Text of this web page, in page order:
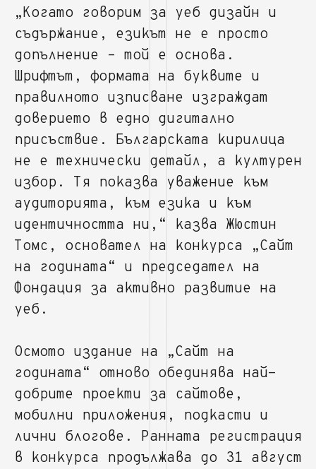
„Когато говорим за уеб дизайн и
съдържание, езикът не е просто
допълнение – той е основа.
Шрифтът, формата на буквите и
правилното изписване изграждат
доверието в едно дигитално
присъствие. Българската кирилица
не е технически детайл, а културен
избор. Тя показва уважение към
аудиторията, към езика и към
идентичността ни,“ казва Жюстин
Томс, основател на конкурса „Сайт
на годината“ и председател на
Фондация за активно развитие на
уеб.
Осмото издание на „Сайт на
годината“ отново обединява най-
добрите проекти за сайтове,
мобилни приложения, подкасти и
лични блогове. Ранната регистрация
в конкурса продължава до 31 август